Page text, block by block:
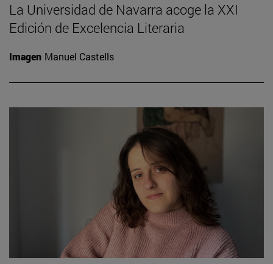
La Universidad de Navarra acoge la XXI
Edición de Excelencia Literaria
Imagen Manuel Castells